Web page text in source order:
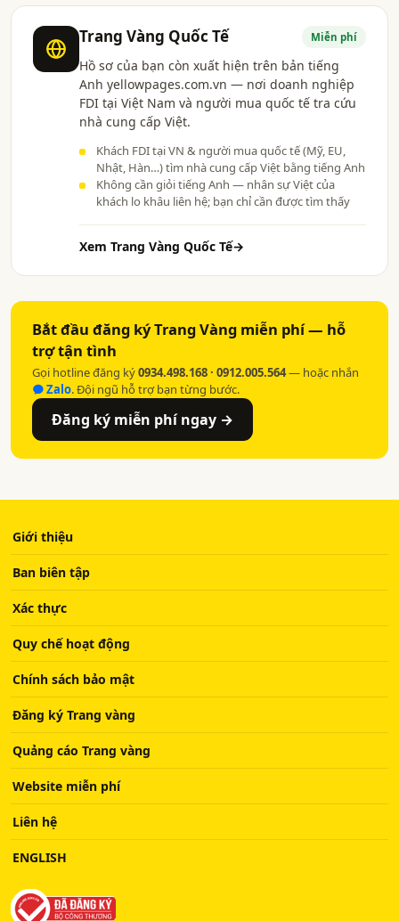
Trang Vàng Quốc Tế Miễn phí
Hồ sơ của bạn còn xuất hiện trên bản tiếng
Anh yellowpages.com.vn — nơi doanh nghiệp
FDI tại Việt Nam và người mua quốc tế tra cứu
nhà cung cấp Việt.
Khách FDI tại VN & người mua quốc tế (Mỹ, EU,
Nhật, Hàn…) tìm nhà cung cấp Việt bằng tiếng Anh
Không cần giỏi tiếng Anh — nhân sự Việt của
khách lo khâu liên hệ; bạn chỉ cần được tìm thấy
Xem Trang Vàng Quốc Tế→
Bắt đầu đăng ký Trang Vàng miễn phí — hỗ
trợ tận tình
Gọi hotline đăng ký0934.498.168 · 0912.005.564— hoặc nhắn
Zalo. Đội ngũ hỗ trợ bạn từng bước.
Đăng ký miễn phí ngay →
Giới thiệu
Ban biên tập
Xác thực
Quy chế hoạt động
Chính sách bảo mật
Đăng ký Trang vàng
Quảng cáo Trang vàng
Website miễn phí
Liên hệ
ENGLISH